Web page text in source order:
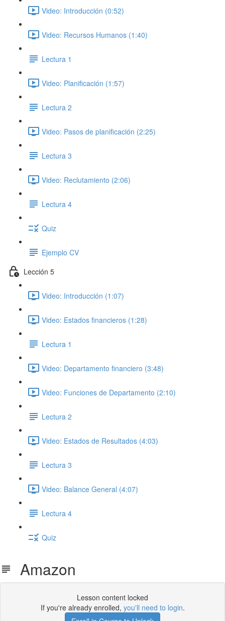
Video: Introducción (0:52)
Video: Recursos Humanos (1:40)
Lectura 1
Video: Planificación (1:57)
Lectura 2
Video: Pasos de planificación (2:25)
Lectura 3
Video: Reclutamiento (2:06)
Lectura 4
Quiz
Ejemplo CV
Lección 5
Video: Introducción (1:07)
Video: Estados financieros (1:28)
Lectura 1
Video: Departamento financiero (3:48)
Video: Funciones de Departamento (2:10)
Lectura 2
Video: Estados de Resultados (4:03)
Lectura 3
Video: Balance General (4:07)
Lectura 4
Quiz
Amazon
Lesson content locked
If you're already enrolled, you'll need to login.